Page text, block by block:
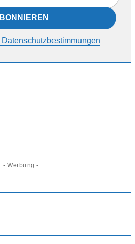
Datenschutzbestimmungen
- Werbung -